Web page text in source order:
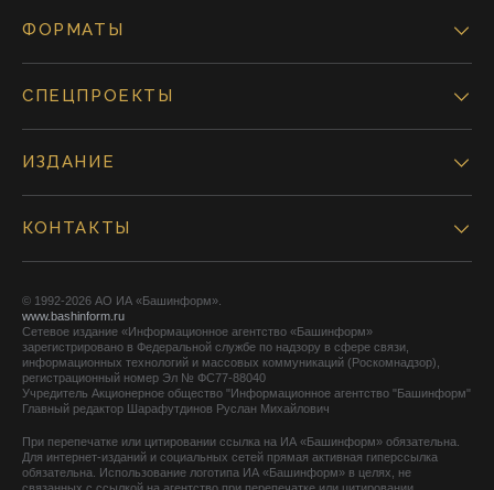
ФОРМАТЫ
СПЕЦПРОЕКТЫ
ИЗДАНИЕ
КОНТАКТЫ
© 1992-2026 АО ИА «Башинформ».
www.bashinform.ru
Сетевое издание «Информационное агентство «Башинформ»
зарегистрировано в Федеральной службе по надзору в сфере связи,
информационных технологий и массовых коммуникаций (Роскомнадзор),
регистрационный номер Эл № ФС77-88040
Учредитель Акционерное общество "Информационное агентство "Башинформ"
Главный редактор Шарафутдинов Руслан Михайлович
При перепечатке или цитировании ссылка на ИА «Башинформ» обязательна.
Для интернет-изданий и социальных сетей прямая активная гиперссылка
обязательна. Использование логотипа ИА «Башинформ» в целях, не